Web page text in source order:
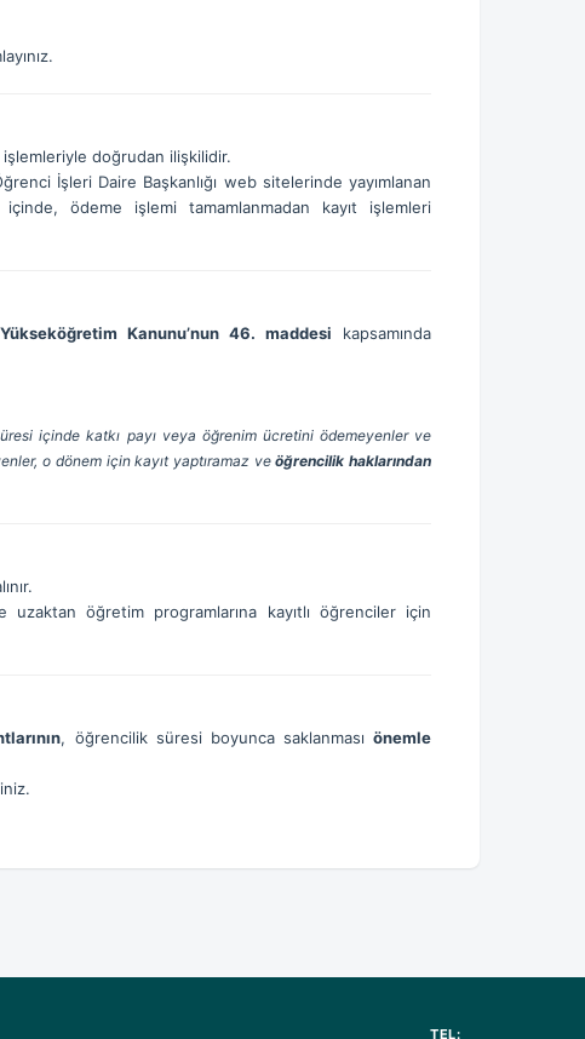
doğrudan ilişkilidir.
İşleri Daire Başkanlığı web sitelerinde yayımlanan
ödeme işlemi tamamlanmadan kayıt işlemleri
Kanunu’nun 46. maddesi kapsamında
içinde katkı payı veya öğrenim ücretini ödemeyenler ve
o dönem için kayıt yaptıramaz veöğrencilik haklarından
öğretim programlarına kayıtlı öğrenciler için
, öğrencilik süresi boyunca saklanmasıönemle
TEL: